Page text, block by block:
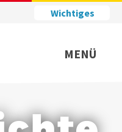
Wichtiges
MENÜ